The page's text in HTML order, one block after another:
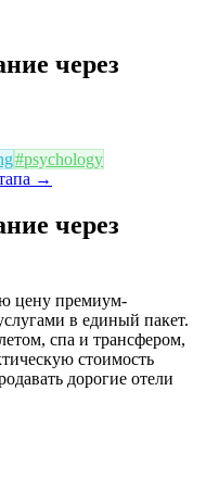
через
#psychology
→
через
цену премиум-
в единый пакет.
спа и трансфером,
стоимость
дорогие отели